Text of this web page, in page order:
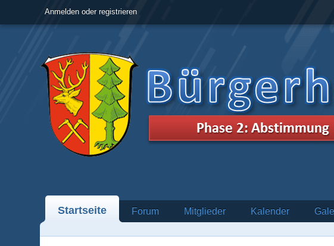
Anmelden oder registrieren
Startseite Forum Mitglieder Kalender